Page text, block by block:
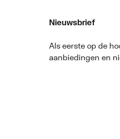
Nieuwsbrief
Als eerste op de
aanbiedingen en